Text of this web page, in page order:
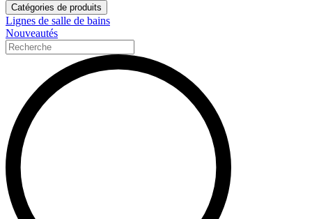
Catégories de produits
Lignes de salle de bains
Nouveautés